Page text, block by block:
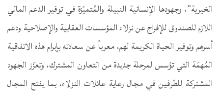
الخيرية”، وجهودها الإنسانية النبيلة والمُتميّزة في توفير الدعم المالي
اللازم للصندوق للإفراج عن نزلاء المؤسسات العقابية والإصلاحية ودعم
أسرهم وتوفير الحياة الكريمة لهم، معرباً عن سعادته بإبرام هذه الاتفاقية
المُهمّة التي تؤسس لمرحلة جديدة من التعاون المشترك، وتعزّز الجهود
المشتركة للطرفين في مجال رعاية عائلات النزلاء، بما يفتح المجال